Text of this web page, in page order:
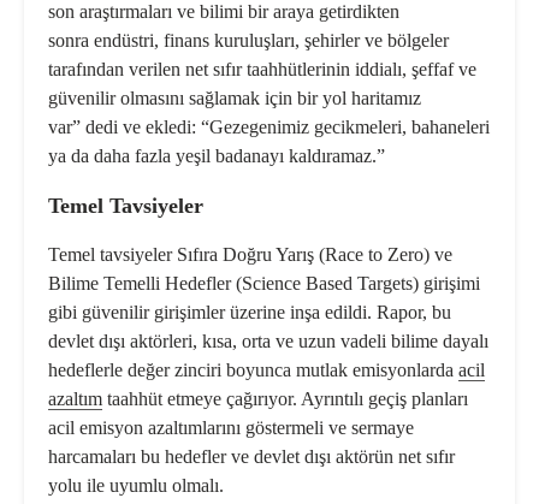
son araştırmaları ve bilimi bir araya getirdikten
sonra endüstri, finans kuruluşları, şehirler ve bölgeler
tarafından verilen net sıfır taahhütlerinin iddialı, şeffaf ve
güvenilir olmasını sağlamak için bir yol haritamız
var” dedi ve ekledi: “Gezegenimiz gecikmeleri, bahaneleri
ya da daha fazla yeşil badanayı kaldıramaz.”
Temel Tavsiyeler
Temel tavsiyeler Sıfıra Doğru Yarış (Race to Zero) ve
Bilime Temelli Hedefler (Science Based Targets) girişimi
gibi güvenilir girişimler üzerine inşa edildi. Rapor, bu
devlet dışı aktörleri, kısa, orta ve uzun vadeli bilime dayalı
hedeflerle değer zinciri boyunca mutlak emisyonlarda acil
azaltım taahhüt etmeye çağırıyor. Ayrıntılı geçiş planları
acil emisyon azaltımlarını göstermeli ve sermaye
harcamaları bu hedefler ve devlet dışı aktörün net sıfır
yolu ile uyumlu olmalı.